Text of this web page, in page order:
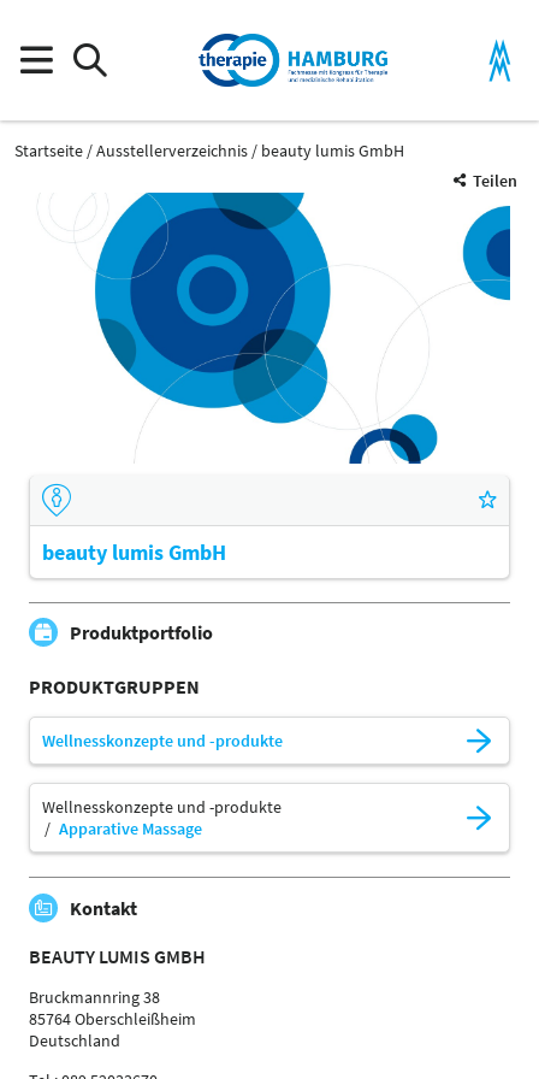
Startseite Ausstellerverzeichnis
beauty lumis GmbH
Teilen
beauty lumis GmbH
Produktportfolio
PRODUKTGRUPPEN
Wellnesskonzepte und -produkte
Wellnesskonzepte und -produkte
Apparative Massage
Kontakt
BEAUTY LUMIS GMBH
Bruckmannring 38
85764 Oberschleißheim
Deutschland